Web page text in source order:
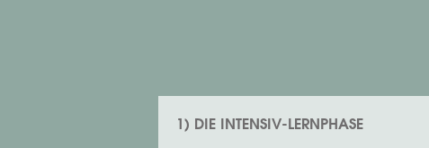
1) DIE INTENSIV-LERNPHASE